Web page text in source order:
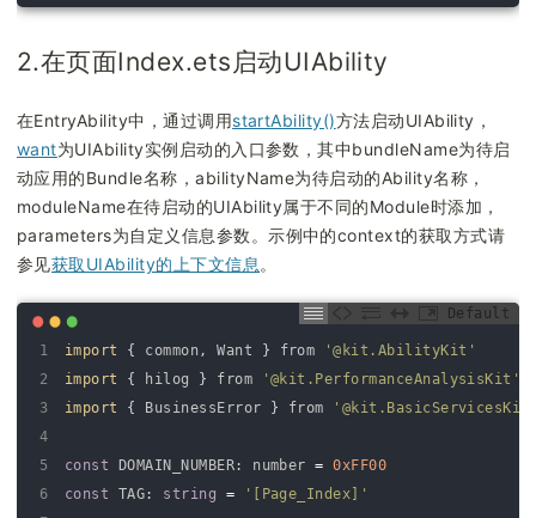
2.在页面Index.ets启动UIAbility
在EntryAbility中，通过调用startAbility()方法启动UIAbility，
want为UIAbility实例启动的入口参数，其中bundleName为待启
动应用的Bundle名称，abilityName为待启动的Ability名称，
moduleName在待启动的UIAbility属于不同的Module时添加，
parameters为自定义信息参数。示例中的context的获取方式请
参见获取UIAbility的上下文信息 。
Default
1
2
3
4
5
6
import { common , Want } from
'@kit.AbilityKit'
import
{ hilog } from
'@kit.PerformanceAnalysisKit'
import
{ BusinessError } from
const DOMAIN_NUMBER : number = 0xFF00
const
TAG : string = '[Page_Index]'